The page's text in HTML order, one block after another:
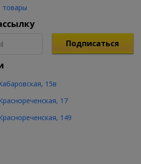
товары
Подписаться
15в
17
149